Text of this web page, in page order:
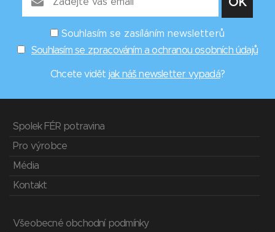
Souhlasím se zasíláním newsletterů
Souhlasím se zpracováním a ochranou osobních údajů
Chcete vidět jak náš newsletter vypadá?
Spolek FÉR potravina
Pro výrobce
Média
Kontakt
Všeobecné obchodní podmínky